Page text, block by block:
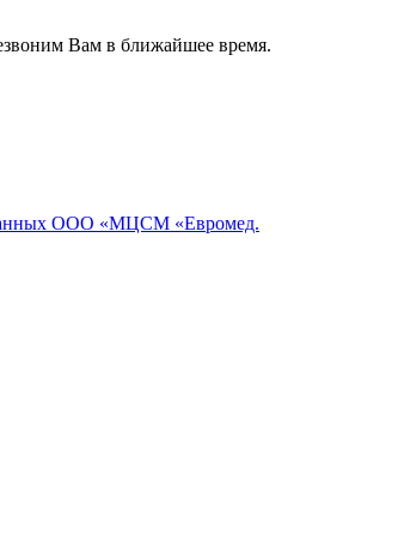
Вам в ближайшее время.
ООО «МЦСМ «Евромед.